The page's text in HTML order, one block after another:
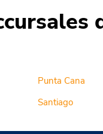
Punta Cana
Santiago